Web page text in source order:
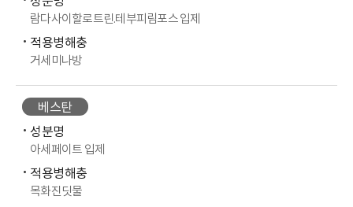
람다사이할로트린.테부피림포스 입제
적용병해충
거세미나방
베스탄
성분명
아세페이트 입제
적용병해충
목화진딧물